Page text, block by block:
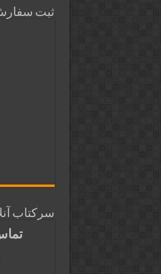
ثبت
سرکتاب
تماس از